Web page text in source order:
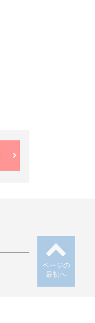
ページの
最初へ